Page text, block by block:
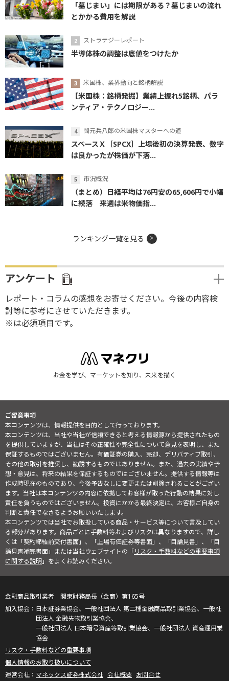
「墓じまい」には期限がある？墓じまいの流れ
とかかる費用を解説
ストラテジーレポート
半導体株の調整は底値をつけたか
米国株、業界動向と銘柄解説
【米国株：銘柄発掘】業績上振れ5銘柄、パラ
ンティア・テクノロジー...
岡元兵八郎の米国株マスターへの道
スペースＸ［SPCX］上場後初の決算発表、数字
は良かったが株価が下落...
市況概況
（まとめ）日経平均は76円安の65,606円で小幅
に続落 来週は米物価指...
ランキング一覧を見る
アンケート
レポート・コラムの感想をお寄せください。今後の内容検
討等に参考にさせていただきます。
※は必須項目です。
お金を学び、マーケットを知り、未来を描く
ご留意事項
本コンテンツは、情報提供を目的として行っております。
本コンテンツは、当社や当社が信頼できると考える情報源から提供されたもの
を提供していますが、当社はその正確性や完全性について意見を表明し、また
保証するものではございません。有価証券の購入、売却、デリバティブ取引、
その他の取引を推奨し、勧誘するものではありません。また、過去の実績や予
想・意見は、将来の結果を保証するものではございません。提供する情報等は
作成時現在のものであり、今後予告なしに変更または削除されることがござい
ます。当社は本コンテンツの内容に依拠してお客様が取った行動の結果に対し
責任を負うものではございません。投資にかかる最終決定は、お客様ご自身の
判断と責任でなさるようお願いいたします。
本コンテンツでは当社でお取扱している商品・サービス等について言及してい
る部分があります。商品ごとに手数料等およびリスクは異なりますので、詳し
くは「契約締結前交付書面」、「上場有価証券等書面」、「目論見書」、「目
論見書補完書面」または当社ウェブサイトの「リスク・手数料などの重要事項
に関する説明」をよくお読みください。
金融商品取引業者 関東財務局長（金商）第165号
日本証券業協会、一般社団法人 第二種金融商品取引業協会、一般社
団法人 金融先物取引業協会、
一般社団法人 日本暗号資産等取引業協会、一般社団法人 資産運用業
協会
リスク・手数料などの重要事項
個人情報のお取り扱いについて
マネックス証券株式会社 会社概要 お問合せ